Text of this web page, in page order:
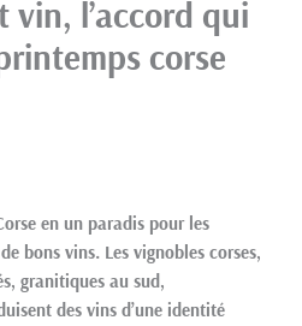
vin, l’accord qui
corse
en un paradis pour les
bons vins. Les vignobles corses,
granitiques au sud,
des vins d’une identité